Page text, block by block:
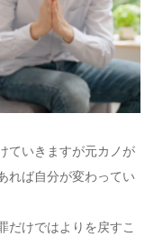
ていきますが元カノが
れば自分が変わってい
だけではよりを戻すこ